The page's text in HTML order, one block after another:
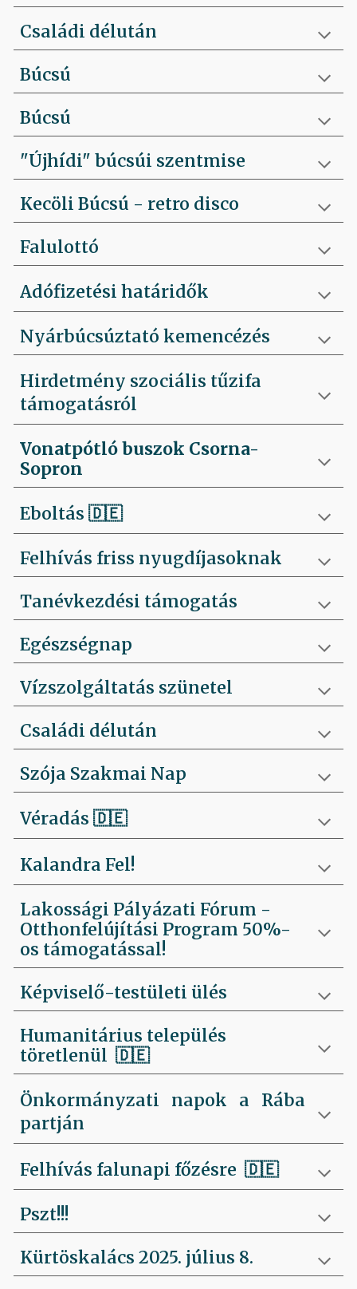
Családi délután
Búcsú
Búcsú
"Újhídi" búcsúi szentmise
Kecöli Búcsú - retro disco
Falulottó
Adófizetési határidők
Nyárbúcsúztató kemencézés
Hirdetmény szociális tűzifa
támogatásról
Vonatpótló buszok Csorna-
Sopron
Eboltás🇩🇪
Felhívás friss nyugdíjasoknak
Tanévkezdési támogatás
Egészségnap
Vízszolgáltatás szünetel
Családi délután
Szója Szakmai Nap
Véradás🇩🇪
Kalandra Fel!
Lakossági Pályázati Fórum -
Otthonfelújítási Program 50%-
os támogatással!
Képviselő-testületi ülés
Humanitárius település
töretlenül🇩🇪
Önkormányzati napok a Rába
partján
Felhívás falunapi főzésre🇩🇪
Pszt!!!
Kürtöskalács 2025. július 8.